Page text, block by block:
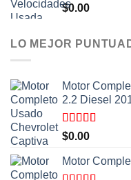
$0.00
LO MEJOR
Motor
2.2 Diesel
Valorado
con
5
$0.00
Motor